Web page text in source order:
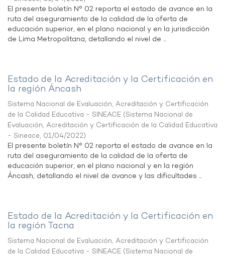
El presente boletín N° 02 reporta el estado de avance en la
ruta del aseguramiento de la calidad de la oferta de
educación superior, en el plano nacional y en la jurisdicción
de Lima Metropolitana, detallando el nivel de ...
Estado de la Acreditación y la Certificación en
la región Áncash
Sistema Nacional de Evaluación, Acreditación y Certificación
de la Calidad Educativa - SINEACE (Sistema Nacional de
Evaluación, Acreditación y Certificación de la Calidad Educativa
- Sineace, 01/04/2022)
El presente boletín N° 02 reporta el estado de avance en la
ruta del aseguramiento de la calidad de la oferta de
educación superior, en el plano nacional y en la región
Áncash, detallando el nivel de avance y las dificultades ...
Estado de la Acreditación y la Certificación en
la región Tacna
Sistema Nacional de Evaluación, Acreditación y Certificación
de la Calidad Educativa - SINEACE (Sistema Nacional de